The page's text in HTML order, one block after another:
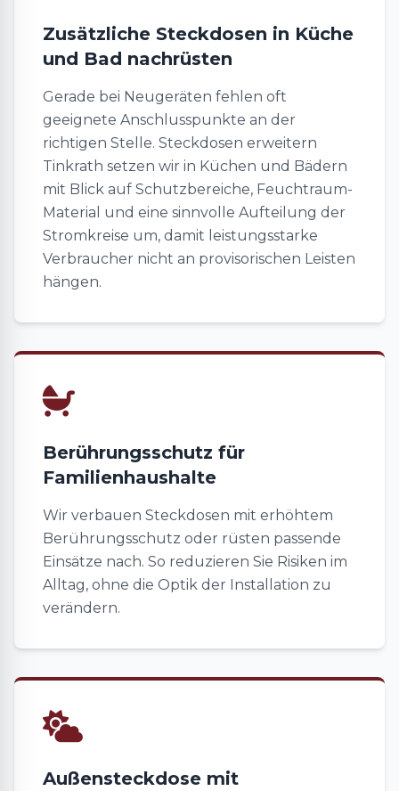
Zusätzliche Steckdosen in Küche
und Bad nachrüsten
Gerade bei Neugeräten fehlen oft
geeignete Anschlusspunkte an der
richtigen Stelle. Steckdosen erweitern
Tinkrath setzen wir in Küchen und Bädern
mit Blick auf Schutzbereiche, Feuchtraum-
Material und eine sinnvolle Aufteilung der
Stromkreise um, damit leistungsstarke
Verbraucher nicht an provisorischen Leisten
hängen.
Berührungsschutz für
Familienhaushalte
Wir verbauen Steckdosen mit erhöhtem
Berührungsschutz oder rüsten passende
Einsätze nach. So reduzieren Sie Risiken im
Alltag, ohne die Optik der Installation zu
verändern.
Außensteckdose mit